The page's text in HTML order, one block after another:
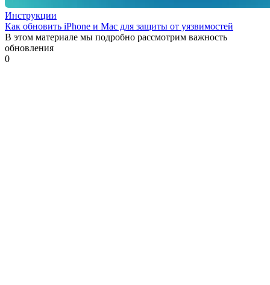
Инструкции
Как обновить iPhone и Mac для защиты от уязвимостей
В этом материале мы подробно рассмотрим важность
обновления
0